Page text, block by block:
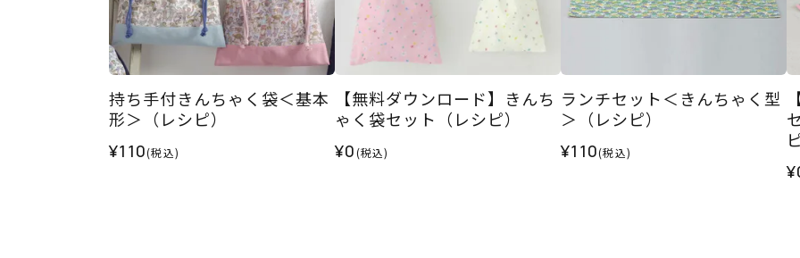
持ち手付きんちゃく袋＜基本
形＞（レシピ）
¥110(税込)
【無料ダウンロード】きんち
ゃく袋セット（レシピ）
¥0(税込)
ランチセット＜きんちゃく型
＞（レシピ）
¥110(税込)